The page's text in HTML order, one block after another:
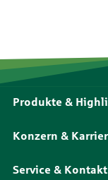
Produkte &
Konzern &
Service & Kontakt